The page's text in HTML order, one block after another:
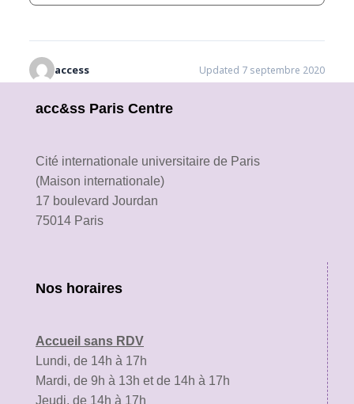
access Updated 7 septembre 2020
acc&ss Paris Centre
Cité internationale universitaire de Paris
(Maison internationale)
17 boulevard Jourdan
75014 Paris
Nos horaires
Accueil sans RDV
Lundi, de 14h à 17h
Mardi, de 9h à 13h et de 14h à 17h
Jeudi, de 14h à 17h